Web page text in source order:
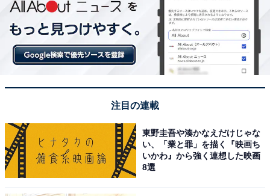
注目の連載
東野圭吾や湊かなえだけじゃな
い、「業と罪」を描く『映画ち
いかわ』から強く連想した映画
8選